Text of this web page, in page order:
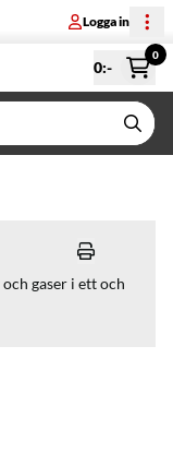
Logga in
0:-
0
gaser i ett och